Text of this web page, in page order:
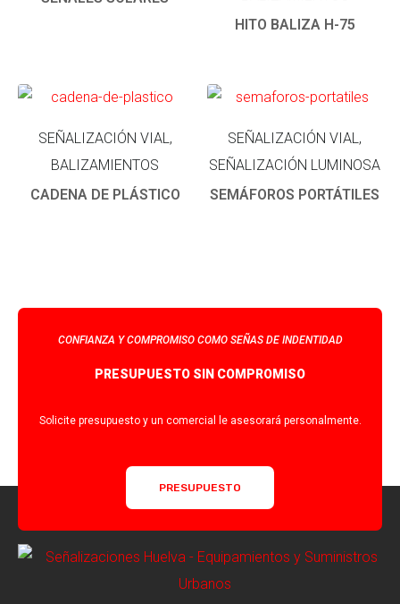
HITO BALIZA H-75
SEÑALIZACIÓN VIAL,
BALIZAMIENTOS
CADENA DE PLÁSTICO
SEÑALIZACIÓN VIAL,
SEÑALIZACIÓN LUMINOSA
SEMÁFOROS PORTÁTILES
CONFIANZA Y COMPROMISO COMO SEÑAS DE INDENTIDAD
PRESUPUESTO SIN COMPROMISO
Solicite presupuesto y un comercial le asesorará personalmente.
PRESUPUESTO